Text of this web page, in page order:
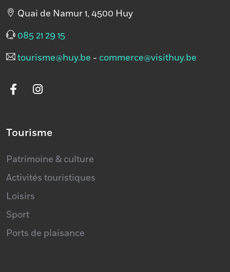
Quai de Namur 1, 4500 Huy
085 21 29 15
tourisme@huy.be - commerce@visithuy.be
Tourisme
Patrimoine & culture
Activités touristiques
Loisirs
Sport
Ports de plaisance